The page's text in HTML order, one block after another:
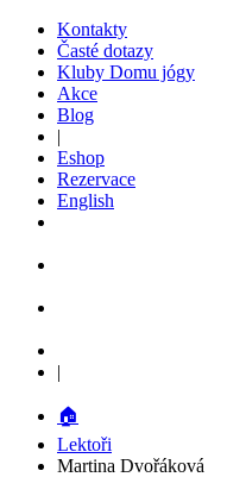
Kontakty
Časté dotazy
Kluby Domu jógy
Akce
Blog
|
Eshop
Rezervace
English
|
🏠
Lektoři
Martina Dvořáková